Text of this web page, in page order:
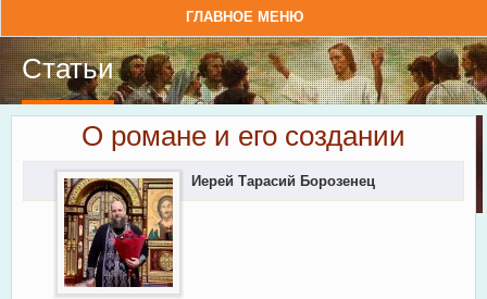
ГЛАВНОЕ МЕНЮ
Статьи
О романе и его создании
Иерей Тарасий Борозенец